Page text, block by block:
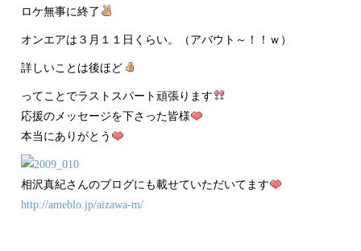
ロケ無事に終了
オンエアは３月１１日くらい。（アバウト～！！ｗ）
詳しいことは後ほど
ってことでラストスパート頑張ります
応援のメッセージを下さった皆様
本当にありがとう
相沢真紀さんのブログにも載せていただいてます
http://ameblo .jp/aizawa-m/